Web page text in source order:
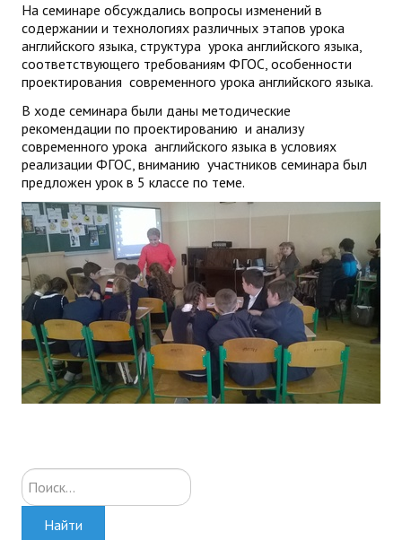
На семинаре обсуждались вопросы изменений в
содержании и технологиях различных этапов урока
английского языка, структура урока английского языка,
соответствующего требованиям ФГОС, особенности
проектирования современного урока английского языка.
В ходе семинара были даны методические
рекомендации по проектированию и анализу
современного урока английского языка в условиях
реализации ФГОС, вниманию участников семинара был
предложен урок в 5 классе по теме.
Искать...
Найти